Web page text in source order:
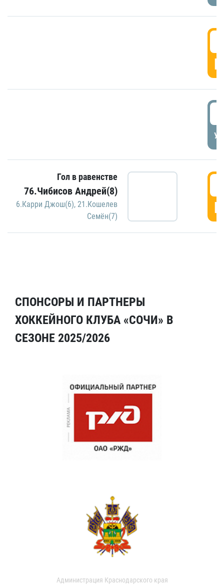
Гол в равенстве
76.Чибисов Андрей(8)
6.Карри Джош(6), 21.Кошелев
Семён(7)
СПОНСОРЫ И ПАРТНЕРЫ
ХОККЕЙНОГО КЛУБА «СОЧИ» В
СЕЗОНЕ 2025/2026
Администрация Краснодарского края